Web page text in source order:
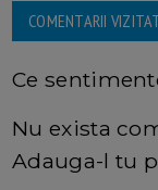
COMENTARII
Ce
Nu exista
Adauga-l tu